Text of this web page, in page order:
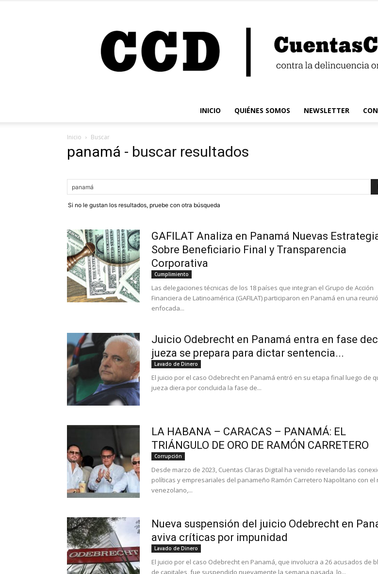
Claras
Digital
INICIO QUIÉNES SOMOS NEWSLETTER
Inicio Buscar
panamá - buscar resultados
Si no le gustan los resultados, pruebe con otra búsqueda
GAFILAT Analiza en Panamá Nuevas
Sobre Beneficiario Final y Transparencia
Corporativa
Cumplimiento
Las delegaciones técnicas de los 18 países que integran el Grupo de Acción
Financiera de Latinoamérica (GAFILAT) participaron en Panamá en una
enfocada...
Juicio Odebrecht en Panamá entra en fase
jueza se prepara para dictar sentencia...
Lavado de Dinero
El juicio por el caso Odebrecht en Panamá entró en su etapa final luego de
jueza diera por concluida la fase de...
LA HABANA – CARACAS – PANAMÁ: EL
TRIÁNGULO DE ORO DE RAMÓN CARRETERO
Corrupción
Desde marzo de 2023, Cuentas Claras Digital ha venido revelando las
políticas y empresariales del panameño Ramón Carretero Napolitano con el
venezolano,...
Nueva suspensión del juicio Odebrecht en
aviva críticas por impunidad
Lavado de Dinero
El juicio por el caso Odebrecht en Panamá, que involucra a 26 acusados de
de capitales, fue suspendido nuevamente la semana pasada, lo...